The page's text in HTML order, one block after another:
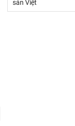
sản Việt